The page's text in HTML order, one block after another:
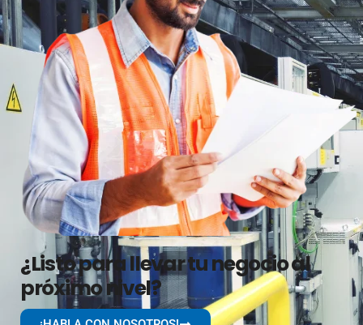
¿Listo para llevar tu negocio al
próximo nivel?